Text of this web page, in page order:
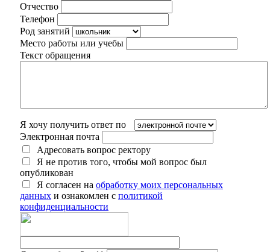
Отчество
Телефон
Род занятий
Место работы или учебы
Текст обращения
Я хочу получить ответ по
Электронная почта
Адресовать вопрос ректору
Я не против того, чтобы мой вопрос был
опубликован
Я согласен на обработку моих персональных
данных и ознакомлен с политикой
конфиденциальности